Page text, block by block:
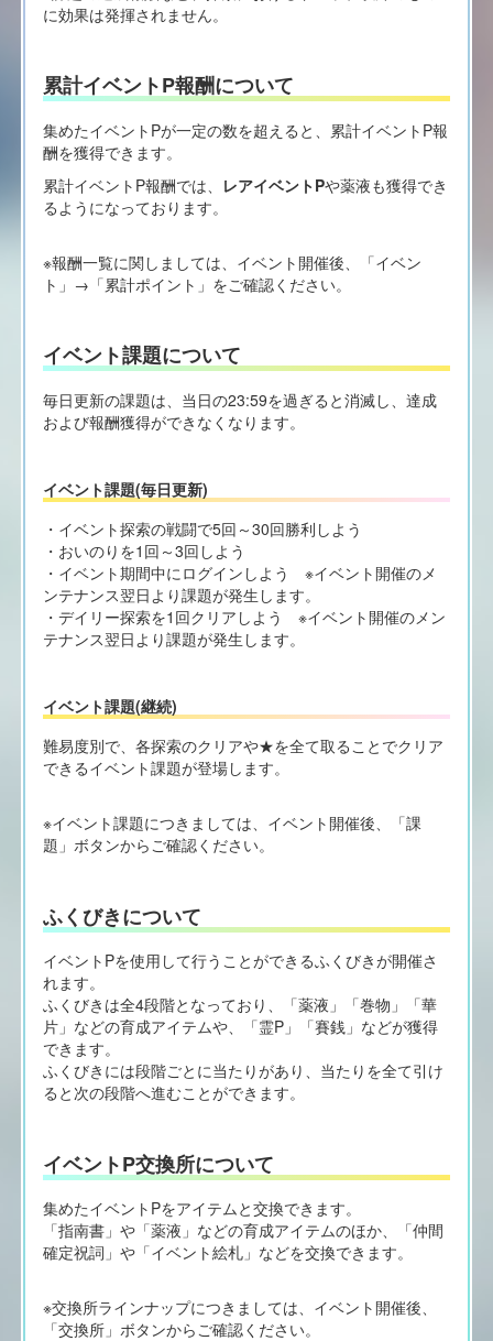
に効果は発揮されません。
累計イベントP報酬について
集めたイベントPが一定の数を超えると、累計イベントP報
酬を獲得できます。
累計イベントP報酬では、
レアイベントPや薬液も獲得でき
るようになっております。
※報酬一覧に関しましては、イベント開催後、「イベン
ト」→「累計ポイント」をご確認ください。
イベント課題について
毎日更新の課題は、当日の23:59を過ぎると消滅し、達成
および報酬獲得ができなくなります。
イベント課題(毎日更新)
・イベント探索の戦闘で5回～30回勝利しよう
・おいのりを1回～3回しよう
・イベント期間中にログインしよう ※イベント開催のメ
ンテナンス翌日より課題が発生します。
・デイリー探索を1回クリアしよう ※イベント開催のメン
テナンス翌日より課題が発生します。
イベント課題(継続)
難易度別で、各探索のクリアや★を全て取ることでクリア
できるイベント課題が登場します。
※イベント課題につきましては、イベント開催後、「課
題」ボタンからご確認ください。
ふくびきについて
イベントPを使用して行うことができるふくびきが開催さ
れます。
ふくびきは全4段階となっており、「薬液」「巻物」「華
片」などの育成アイテムや、「霊P」「賽銭」などが獲得
できます。
ふくびきには段階ごとに当たりがあり、当たりを全て引け
ると次の段階へ進むことができます。
イベントP交換所について
集めたイベントPをアイテムと交換できます。
「指南書」や「薬液」などの育成アイテムのほか、「仲間
確定祝詞」や「イベント絵札」などを交換できます。
※交換所ラインナップにつきましては、イベント開催後、
「交換所」ボタンからご確認ください。